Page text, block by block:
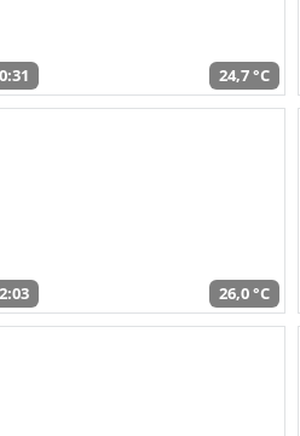
24,7 °C
26,0 °C